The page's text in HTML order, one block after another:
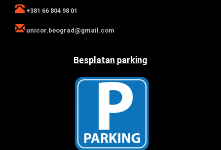
+381 66 804 98 01
unicor.beograd@gmail.com
Besplatan parking